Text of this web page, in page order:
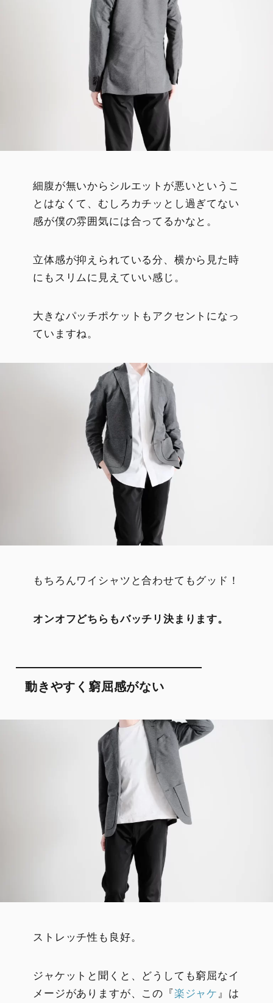
細腹が無いからシルエットが悪いというこ
とはなくて、むしろカチッとし過ぎてない
感が僕の雰囲気には合ってるかなと。
立体感が抑えられている分、横から見た時
にもスリムに見えていい感じ。
大きなパッチポケットもアクセントになっ
ていますね。
もちろんワイシャツと合わせてもグッド！
オンオフどちらもバッチリ決まります。
動きやすく窮屈感がない
ストレッチ性も良好。
ジャケットと聞くと、どうしても窮屈なイ
メージがありますが、この『楽ジャケ』は